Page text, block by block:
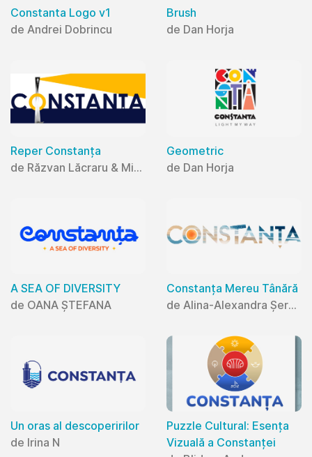
Constanta Logo v1
de Andrei Dobrincu
Brush
de Dan Horja
Reper Constanța
de Răzvan Lăcraru & Mihaela Lăcraru
Geometric
de Dan Horja
A SEA OF DIVERSITY
de OANA ȘTEFANA
Constanța Mereu Tânără
de Alina-Alexandra Șerban
Un oras al descoperirilor
de Irina N
Puzzle Cultural: Esența
Vizuală a Constanței